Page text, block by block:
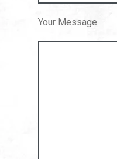
Your Message